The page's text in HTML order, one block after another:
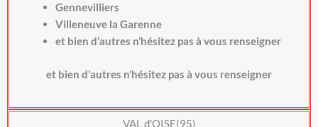
Gennevilliers
Villeneuve la Garenne
et bien d’autres n’hésitez pas à vous renseigner
et bien d’autres n’hésitez pas à vous renseigner
VAL d'OISE(95)